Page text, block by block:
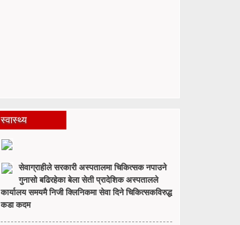
स्वास्थ्य
सेवाग्राहीले सरकारी अस्पतालमा चिकित्सक नपाउने
गुनासो बढिरहेका बेला सेती प्रादेशिक अस्पतालले
कार्यालय समयमै निजी क्लिनिकमा सेवा दिने चिकित्सकविरुद्ध
कडा कदम